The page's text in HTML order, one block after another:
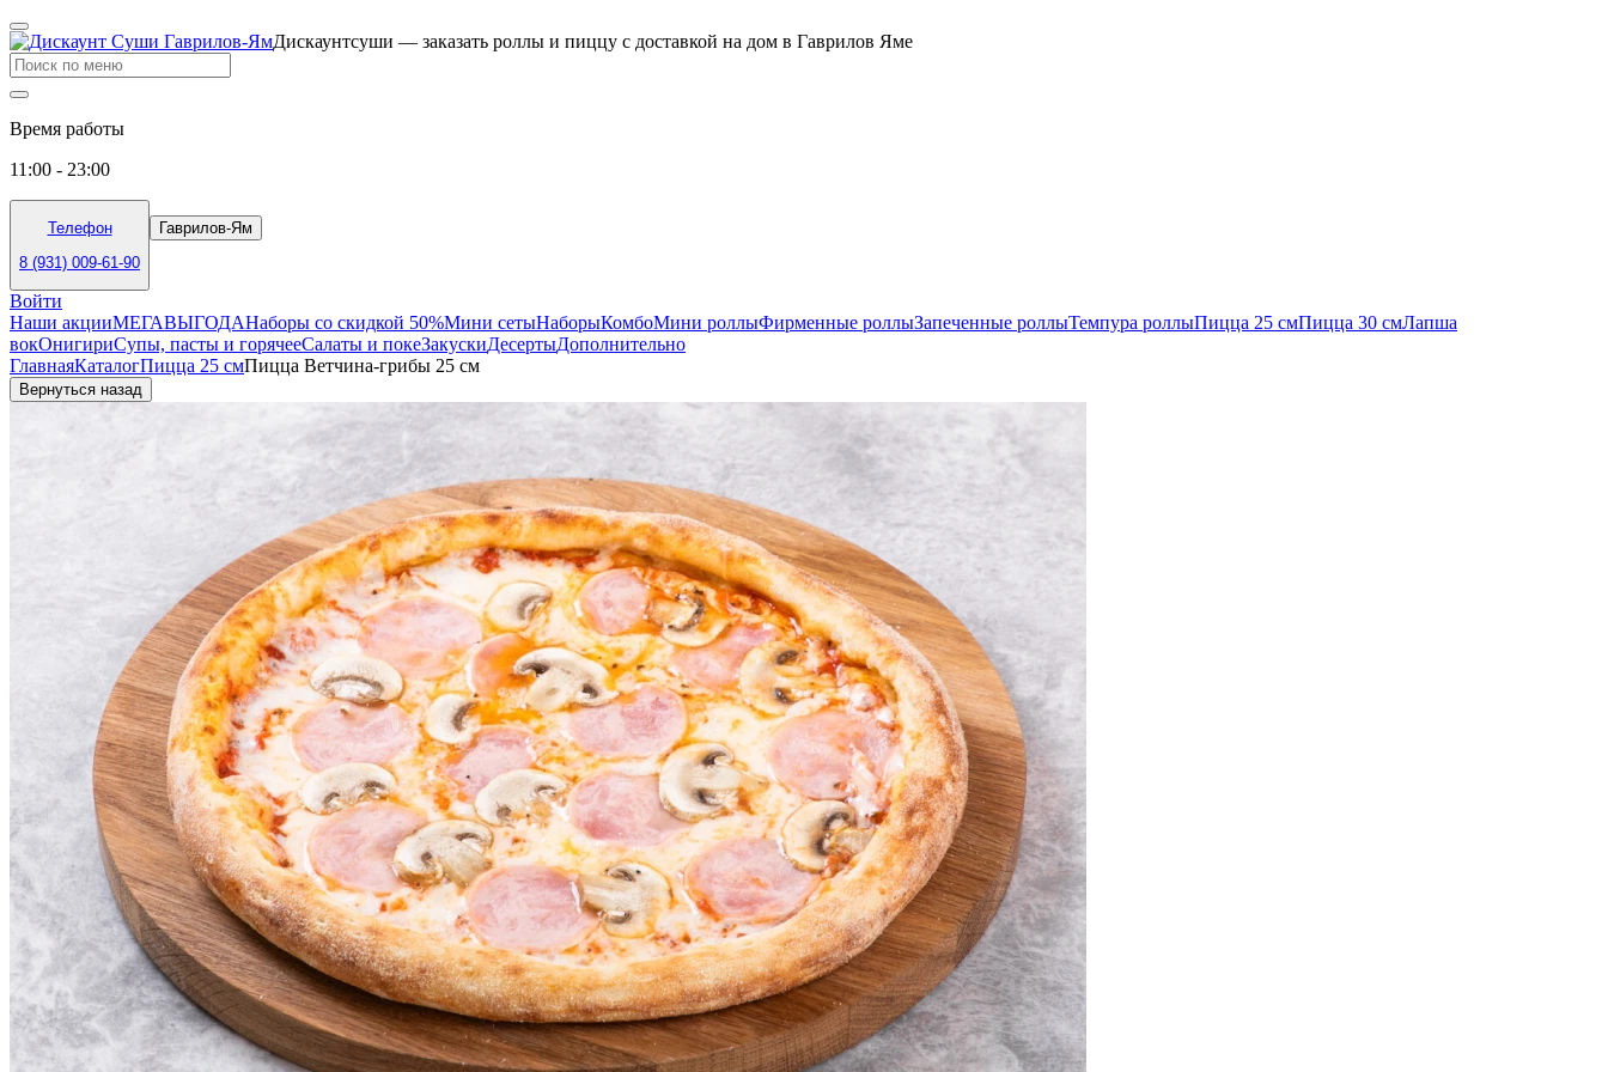
Дискаунтсуши — заказать роллы и пиццу с доставкой на дом в Гаврилов Яме
Время работы
11:00 - 23:00
Телефон
8 (931) 009-61-90
Гаврилов-Ям
Войти
Наши акцииМЕГАВЫГОДАНаборы со скидкой 50%Мини сетыНаборыКомбоМини роллыФирменные роллыЗапеченные роллыТемпура роллыПицца 25 смПицца 30 смЛапша
вокОнигириСупы, пасты и горячееСалаты и покеЗакускиДесертыДополнительно
ГлавнаяКаталогПицца 25 смПицца Ветчина-грибы 25 см
Вернуться назад